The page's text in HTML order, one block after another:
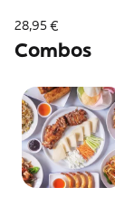
28,95 €
Combos